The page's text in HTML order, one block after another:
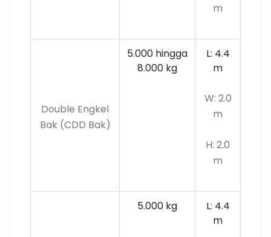
m
Double Engkel
Bak (CDD Bak)
5.000 hingga
8.000 kg
L: 4.4
m
W: 2.0
m
H: 2.0
m
5.000 kg
L: 4.4
m